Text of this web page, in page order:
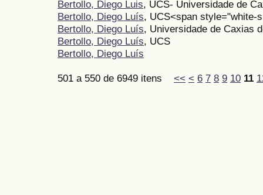
Bertollo, Diego Luis, UCS- Universidade de
Bertollo, Diego Luís, UCS<span style="white-
Bertollo, Diego Luís, Universidade de Caxias
Bertollo, Diego Luís, UCS
Bertollo, Diego Luís
501 a 550 de 6949 itens << < 6 7 8 9 10 11